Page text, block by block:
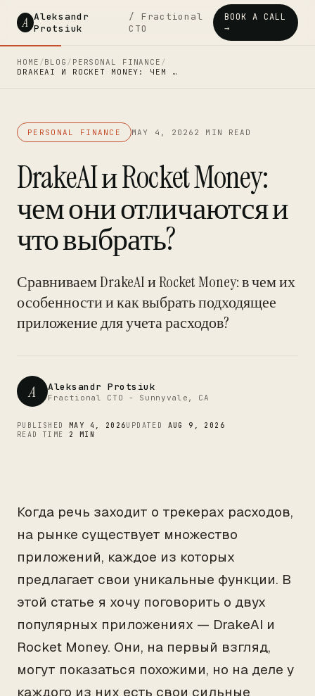
A Aleksandr
Protsiuk
/ Fractional
CTO
BOOK A CALL
→
HOME /BLOG / PERSONAL FINANCE /
DRAKEAI И ROCKET MONEY: ЧЕМ …
PERSONAL FINANCE MAY 4, 2026 2 MIN READ
DrakeAI и Rocket Money:
чем они отличаются и
что выбрать?
Сравниваем DrakeAI и Rocket Money: в чем их
особенности и как выбрать подходящее
приложение для учета расходов?
A Aleksandr Protsiuk
Fractional CTO - Sunnyvale, CA
PUBLISHED MAY 4, 2026UPDATED AUG 9, 2026
READ TIME 2 MIN
Когда речь заходит о трекерах расходов,
на рынке существует множество
приложений, каждое из которых
предлагает свои уникальные функции. В
этой статье я хочу поговорить о двух
популярных приложениях — DrakeAI и
Rocket Money. Они, на первый взгляд,
могут показаться похожими, но на деле у
каждого из них есть свои сильные